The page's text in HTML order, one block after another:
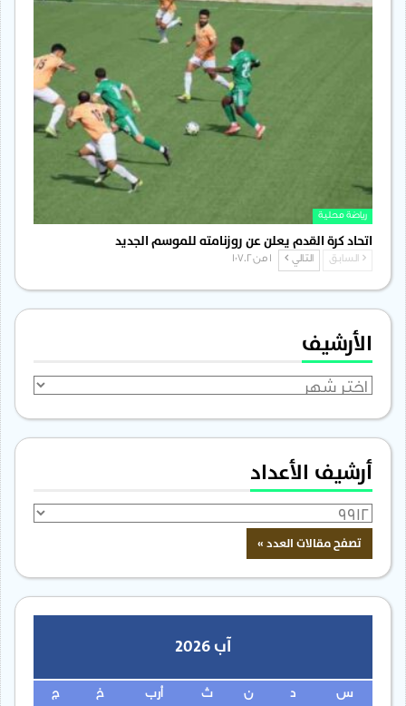
رياضة محلية
اتحاد كرة القدم يعلن عن روزنامته للموسم الجديد
السابق التالي
الأرشيف
الأرشيف
أرشيف الأعداد
آب 2026
س ن ث أرب خ ج